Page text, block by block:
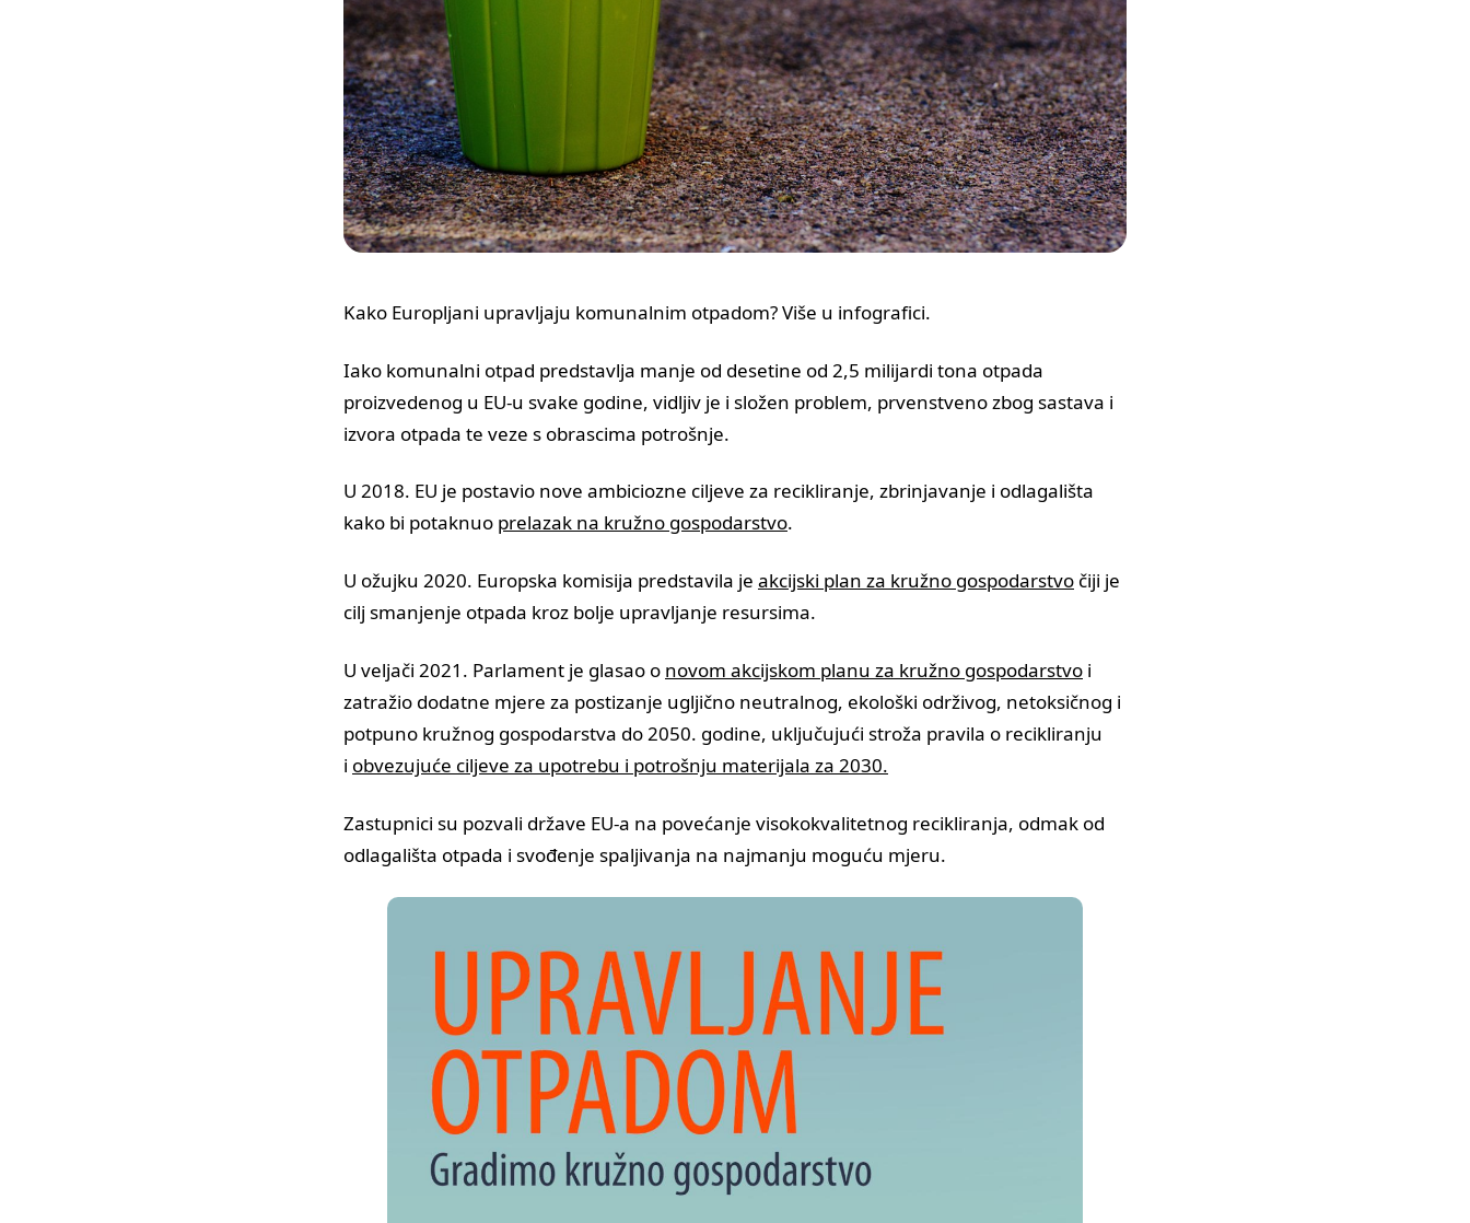
Kako Europljani upravljaju komunalnim otpadom? Više u infografici.
Iako komunalni otpad predstavlja manje od desetine od 2,5 milijardi tona otpada
proizvedenog u EU-u svake godine, vidljiv je i složen problem, prvenstveno zbog sastava i
izvora otpada te veze s obrascima potrošnje.
U 2018. EU je postavio nove ambiciozne ciljeve za recikliranje, zbrinjavanje i odlagališta
kako bi potaknuo prelazak na kružno gospodarstvo.
U ožujku 2020. Europska komisija predstavila je akcijski plan za kružno gospodarstvo čiji je
cilj smanjenje otpada kroz bolje upravljanje resursima.
U veljači 2021. Parlament je glasao o novom akcijskom planu za kružno gospodarstvo i
zatražio dodatne mjere za postizanje ugljično neutralnog, ekološki održivog, netoksičnog i
potpuno kružnog gospodarstva do 2050. godine, uključujući stroža pravila o recikliranju
i obvezujuće ciljeve za upotrebu i potrošnju materijala za 2030.
Zastupnici su pozvali države EU-a na povećanje visokokvalitetnog recikliranja, odmak od
odlagališta otpada i svođenje spaljivanja na najmanju moguću mjeru.